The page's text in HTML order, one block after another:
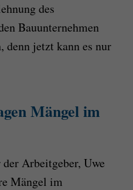
des
Bauunternehmen
denn jetzt kann es nur
Mängel im
Arbeitgeber, Uwe
Mängel im